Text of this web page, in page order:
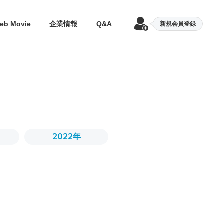
新規会員登録
Movie 企業情報 Q&A
2022年